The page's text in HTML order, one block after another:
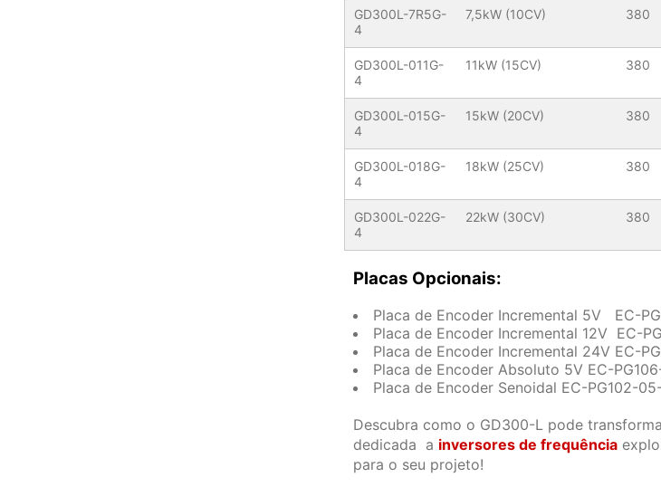
GD300L-7R5G-
4
7,5kW (10CV) 380
GD300L-011G-
4
11kW (15CV) 380
GD300L-015G-
4
15kW (20CV) 380
GD300L-018G-
4
18kW (25CV) 380
GD300L-022G-
4
22kW (30CV) 380
Placas Opcionais:
Placa de Encoder Incremental 5V EC-
Placa de Encoder Incremental 12V EC-
Placa de Encoder Incremental 24V EC-
Placa de Encoder Absoluto 5V EC-
Placa de Encoder Senoidal EC-PG102-
Descubra como o GD300-L pode
dedicada a inversores de frequência
para o seu projeto!